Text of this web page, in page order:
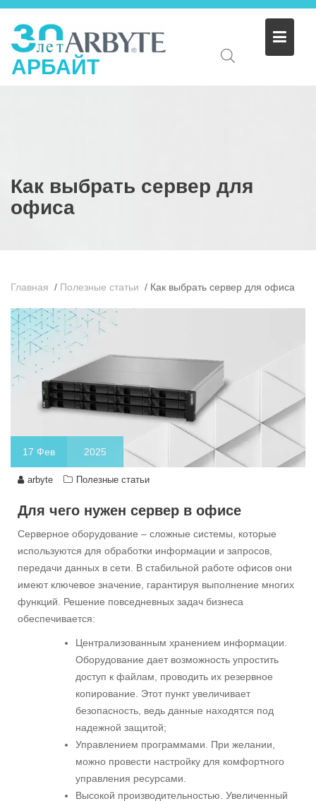
АРБАЙТ
Как выбрать сервер для
офиса
Главная / Полезные статьи / Как выбрать сервер для офиса
17 Фев 2025
arbyte Полезные статьи
Для чего нужен сервер в офисе
Серверное оборудование – сложные системы, которые
используются для обработки информации и запросов,
передачи данных в сети. В стабильной работе офисов они
имеют ключевое значение, гарантируя выполнение многих
функций. Решение повседневных задач бизнеса
обеспечивается:
Централизованным хранением информации.
Оборудование дает возможность упростить
доступ к файлам, проводить их резервное
копирование. Этот пункт увеличивает
безопасность, ведь данные находятся под
надежной защитой;
Управлением программами. При желании,
можно провести настройку для комфортного
управления ресурсами.
Высокой производительностью. Увеличенный